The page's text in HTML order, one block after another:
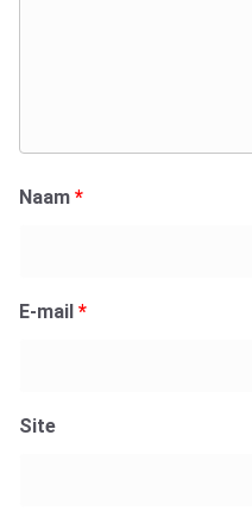
Naam *
E-mail *
Site